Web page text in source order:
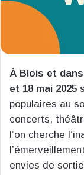
À Blois et
et 18 mai 2025
populaires au
concerts,
l’on cherche
envies de